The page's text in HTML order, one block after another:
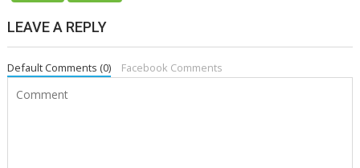
LEAVE A REPLY
Default Comments (0) Facebook Comments